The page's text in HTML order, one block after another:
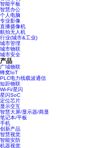
智能平板
智慧办公
个人电脑
专业影像
直播摄像机
航拍无人机
行业(城市&工业)
城市管理
城市物联
城市安全
产品
广域物联
蜂窝IoT
PLC电力线载波通信
短距物联
Wi-Fi/星闪
星闪SoC
定位芯片
显示交互
智慧大屏/显示器/商显
笔记本/平板
手机
创新产品
智慧视觉
智能安防
机器视觉